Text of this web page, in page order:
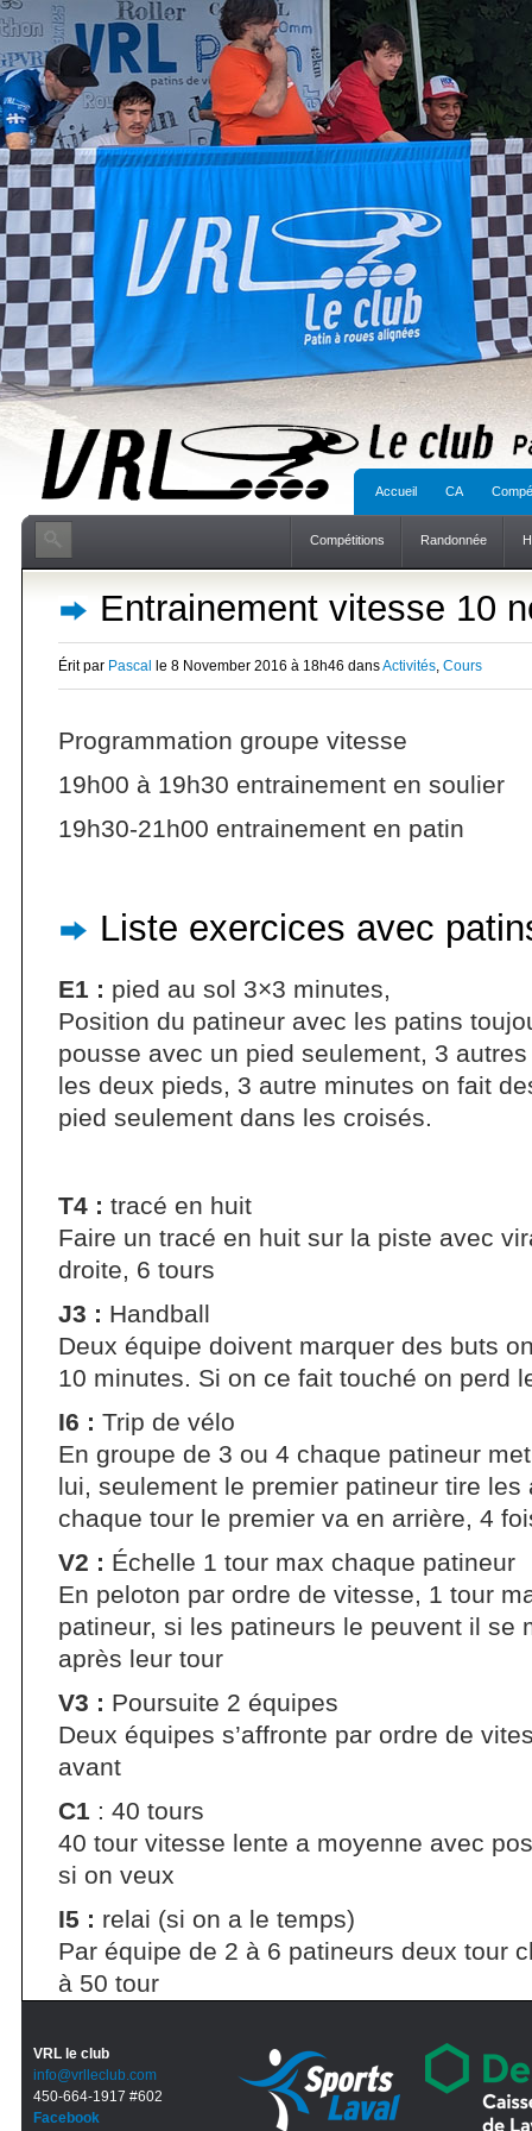
Accueil CA
Compétitions Randonnée
Entrainement vitesse 10
Érit par Pascal le 8 November 2016 à 18h46 dansActivités, Cours
Programmation groupe vitesse
19h00 à 19h30 entrainement en soulier
19h30-21h00 entrainement en patin
Liste exercices avec
E1 : pied au sol 3×3 minutes,
Position du patineur avec les patins
pousse avec un pied seulement, 3
les deux pieds, 3 autre minutes on fait
pied seulement dans les croisés.
T4 : tracé en huit
Faire un tracé en huit sur la piste avec
droite, 6 tours
J3 : Handball
Deux équipe doivent marquer des buts
10 minutes. Si on ce fait touché on perd
I6 : Trip de vélo
En groupe de 3 ou 4 chaque patineur
lui, seulement le premier patineur tire les
chaque tour le premier va en arrière, 4
V2 : Échelle 1 tour max chaque patineur
En peloton par ordre de vitesse, 1 tour
patineur, si les patineurs le peuvent il se
après leur tour
V3 : Poursuite 2 équipes
Deux équipes s’affronte par ordre de
avant
C1 : 40 tours
40 tour vitesse lente a moyenne avec
si on veux
I5 : relai (si on a le temps)
Par équipe de 2 à 6 patineurs deux tour
à 50 tour
VRL le club
info@vrlleclub.com
450-664-1917 #602
Facebook